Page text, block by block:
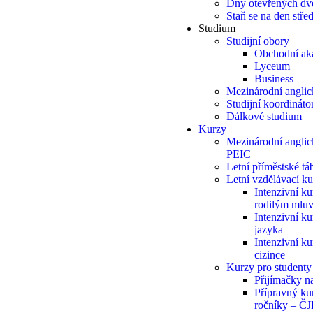
Dny otevřených
Staň se na den
Studium
Studijní obory
Obchodní
Lyceum
Business
Mezinárodní
Studijní
Dálkové studium
Kurzy
Mezinárodní
PEIC
Letní příměstské
Letní vzdělávací
Intenzivní
rodilým
Intenzivní
jazyka
Intenzivní
cizince
Kurzy pro
Přijímačky
Přípravný
ročníky –